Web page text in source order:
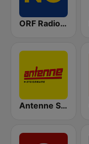
ORF Radio Niederösterreich
Antenne Steiermark